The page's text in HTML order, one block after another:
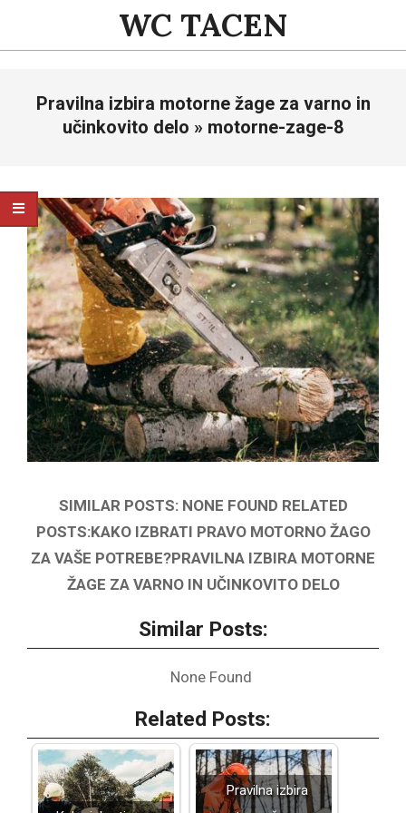
content
WC TACEN
NavigationPravilna izbira motorne žage za varno in
učinkovito delo » motorne-zage-8
SIMILAR POSTS: NONE FOUND RELATED
POSTS:KAKO IZBRATI PRAVO MOTORNO ŽAGO
ZA VAŠE POTREBE?PRAVILNA IZBIRA MOTORNE
ŽAGE ZA VARNO IN UČINKOVITO DELO
Similar Posts:
None Found
Related Posts:
Pravilna izbira